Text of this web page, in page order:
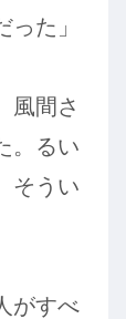
た」
風間さ
。るい
そうい
がすべ